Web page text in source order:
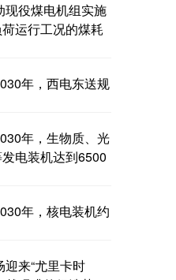
现役煤电机组实施
运行工况的煤耗
年，西电东送规
年，生物质、光
电装机达到6500
年，核电装机约
来“尤里卡时